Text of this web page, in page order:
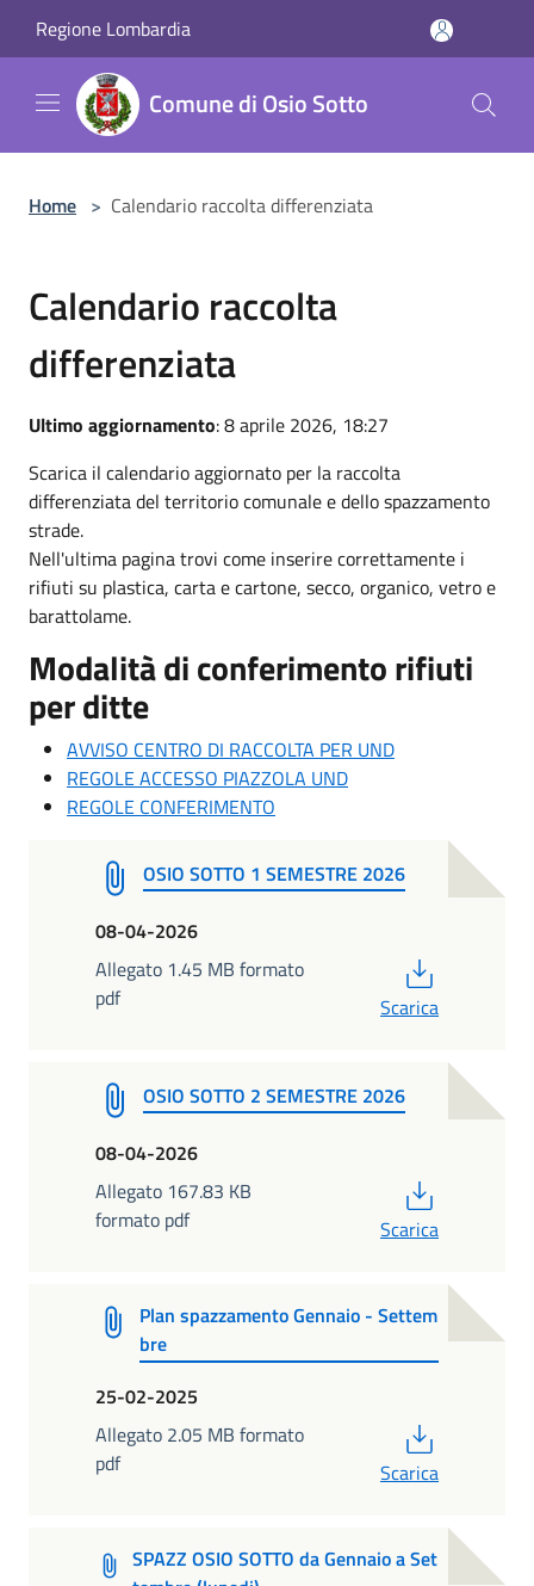
Regione Lombardia
Comune di Osio Sotto
Home > Calendario raccolta differenziata
Calendario raccolta
differenziata
Ultimo aggiornamento: 8 aprile 2026, 18:27
Scarica il calendario aggiornato per la raccolta
differenziata del territorio comunale e dello spazzamento
strade.
Nell'ultima pagina trovi come inserire correttamente i
rifiuti su plastica, carta e cartone, secco, organico, vetro e
barattolame.
Modalità di conferimento rifiuti
per ditte
AVVISO CENTRO DI RACCOLTA PER UND
REGOLE ACCESSO PIAZZOLA UND
REGOLE CONFERIMENTO
OSIO SOTTO 1 SEMESTRE 2026
08-04-2026
Allegato 1.45 MB formato
pdf
Scarica
OSIO SOTTO 2 SEMESTRE 2026
08-04-2026
Allegato 167.83 KB
formato pdf
Scarica
Plan spazzamento Gennaio - Settem
bre
25-02-2025
Allegato 2.05 MB formato
pdf
Scarica
SPAZZ OSIO SOTTO da Gennaio a Set